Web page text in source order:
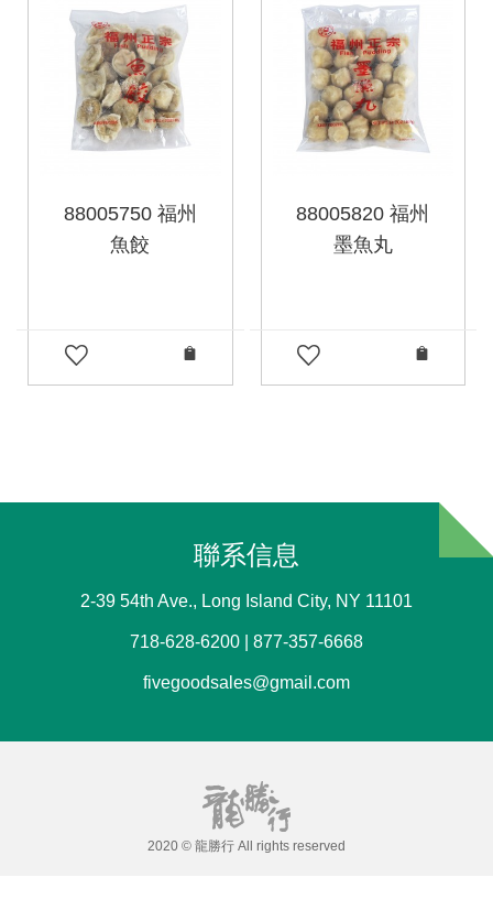
88005750 福州
魚餃
88005820 福州
墨魚丸
聯系信息
2-39 54th Ave., Long Island City, NY 11101
718-628-6200 | 877-357-6668
fivegoodsales@gmail.com
2020 © 龍勝行 All rights reserved